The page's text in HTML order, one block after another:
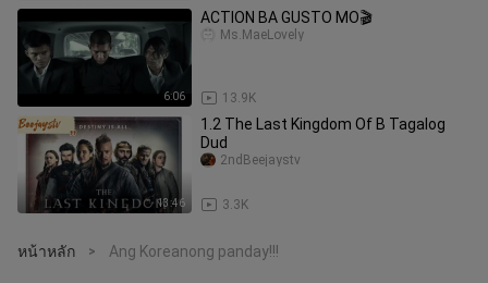
6:06
ACTION BA GUSTO MO🎬
13.9K
Ms.MaeLovely
13:46
1.2 The Last Kingdom Of B Tagalog
Dud
3.3K
2ndBeejaystv
หน้าหลัก > Ang Koreanong panday!!!